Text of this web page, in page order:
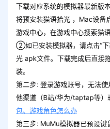
下载对应系统的模拟器最新版
将预安装猫语拾光 ，Mac设备
游戏中心，在游戏中心搜索猫
②如已安装模拟器，请点击“下
光 apk文件。下载完成后直接
装。
第二步: 登录游戏账号，无法
他渠道（B站/华为/taptap等）
包、游戏角色怎么办
第三步: MuMu模拟器已预设键